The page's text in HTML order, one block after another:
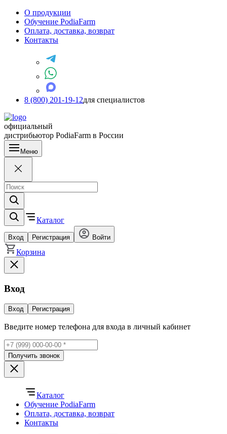
О продукции
Обучение PodiaFarm
Оплата, доставка, возврат
Контакты
8 (800) 201-19-12для специалистов
официальный
дистрибьютор PodiaFarm в России
Меню
Каталог
Вход Регистрация Войти
Корзина
Вход
Вход Регистрация
Введите номер телефона для входа в личный кабинет
Получить звонок
Каталог
Обучение PodiaFarm
Оплата, доставка, возврат
Контакты